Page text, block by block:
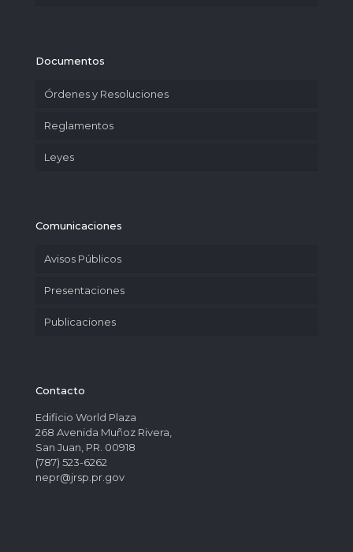
Documentos
Órdenes y Resoluciones
Reglamentos
Leyes
Comunicaciones
Avisos Públicos
Presentaciones
Publicaciones
Contacto
Edificio World Plaza
268 Avenida Muñoz Rivera,
San Juan, PR. 00918
(787) 523-6262
nepr@jrsp.pr.gov